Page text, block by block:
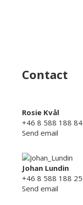
Contact
Rosie Kvål
+46 8 588 188 84
Send email
Johan Lundin
+46 8 588 188 25
Send email